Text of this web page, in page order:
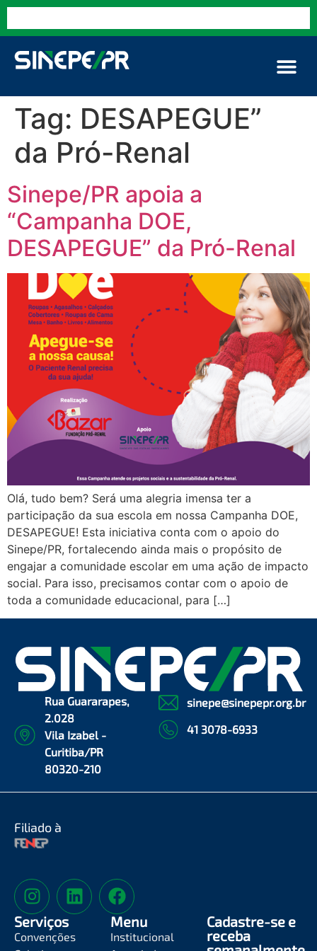
Tag: DESAPEGUE”
da Pró-Renal
Sinepe/PR apoia a
“Campanha DOE,
DESAPEGUE” da Pró-Renal
Olá, tudo bem? Será uma alegria imensa ter a
participação da sua escola em nossa Campanha DOE,
DESAPEGUE! Esta iniciativa conta com o apoio do
Sinepe/PR, fortalecendo ainda mais o propósito de
engajar a comunidade escolar em uma ação de impacto
social. Para isso, precisamos contar com o apoio de
toda a comunidade educacional, para […]
Rua Guararapes,
2.028
Vila Izabel -
Curitiba/PR
80320-210
sinepe@sinepepr.org.br
41 3078-6933
Filiado à
Serviços
Convenções
Menu
Institucional
Cadastre-se e
receba